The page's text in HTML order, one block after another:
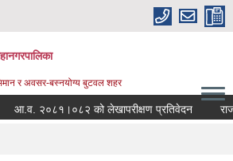
र अवसर-बस्नयोग्य बुटवल शहर
आ.व. २०८१।०८२ को लेखापरीक्षण प्रतिवेदन